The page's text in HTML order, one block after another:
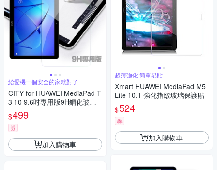
給愛機一個安全的家就對了
CITY for HUAWEI MediaPad T
3 10 9.6吋專用版9H鋼化玻璃
保護貼
$499
券
加入購物車
超薄強化 簡單易貼
Xmart HUAWEI MediaPad M5
Lite 10.1 強化指紋玻璃保護貼
$524
券
加入購物車